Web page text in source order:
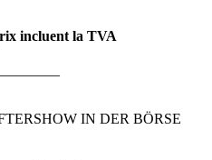
incluent la TVA
IN DER BÖRSE